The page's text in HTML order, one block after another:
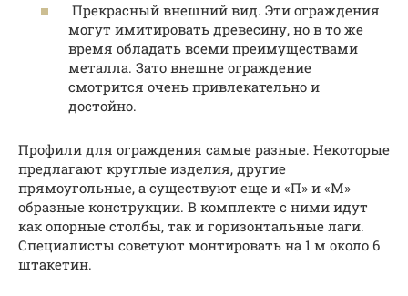
Прекрасный внешний вид. Эти ограждения
могут имитировать древесину, но в то же
время обладать всеми преимуществами
металла. Зато внешне ограждение
смотрится очень привлекательно и
достойно.
Профили для ограждения самые разные. Некоторые
предлагают круглые изделия, другие
прямоугольные, а существуют еще и «П» и «М»
образные конструкции. В комплекте с ними идут
как опорные столбы, так и горизонтальные лаги.
Специалисты советуют монтировать на 1 м около 6
штакетин.